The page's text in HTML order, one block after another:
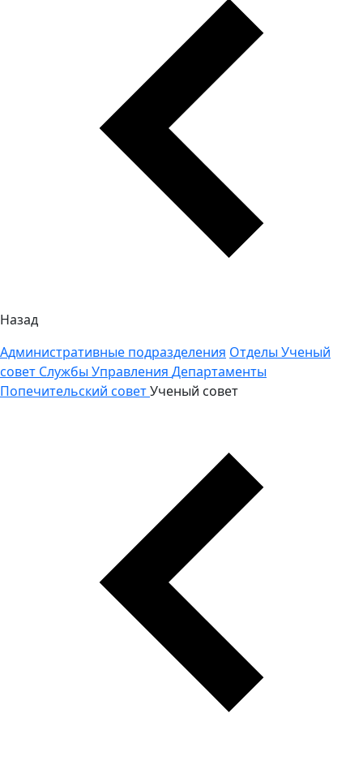
Назад
Административные подразделения Отделы Ученый
совет Службы Управления Департаменты
Попечительский советУченый совет